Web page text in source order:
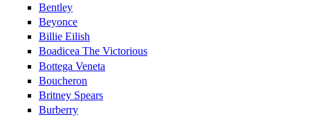
Bentley
Beyonce
Billie Eilish
Boadicea The Victorious
Bottega Veneta
Boucheron
Britney Spears
Burberry